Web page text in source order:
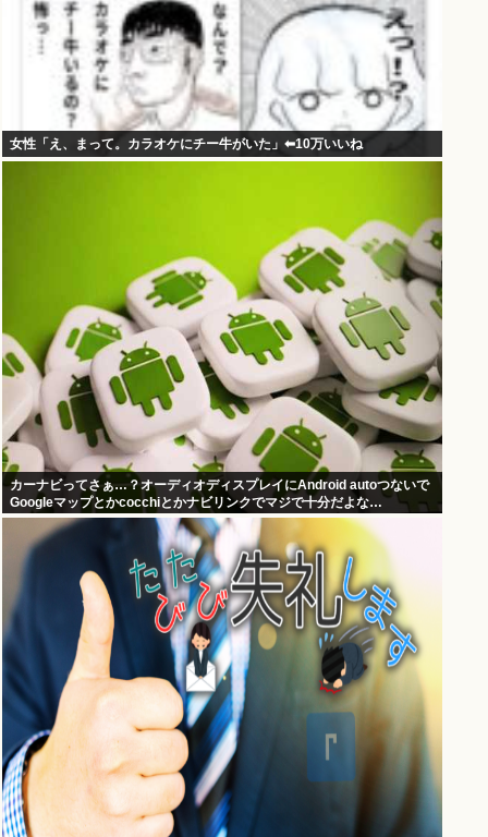
女性「え、まって。カラオケにチー牛がいた」⬅10万いいね
カーナビってさぁ…？オーディオディスプレイにAndroid autoつないで
Googleマップとかcocchiとかナビリンクでマジで十分だよな…